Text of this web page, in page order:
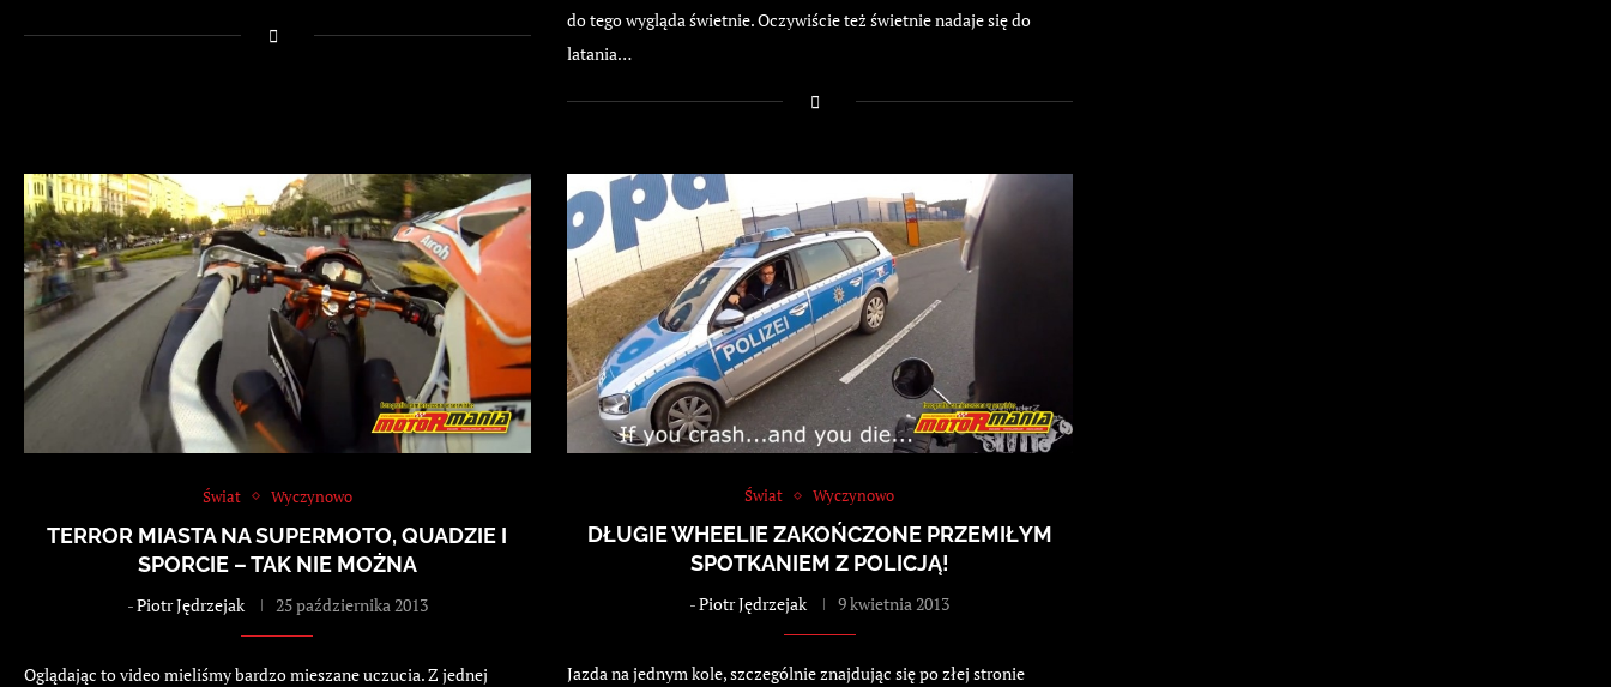
do tego wygląda świetnie. Oczywiście też świetnie nadaje się do
latania…
Świat Wyczynowo
TERROR MIASTA NA SUPERMOTO, QUADZIE I
SPORCIE – TAK NIE MOŻNA
-Piotr Jędrzejak 25 października 2013
Oglądając to video mieliśmy bardzo mieszane uczucia. Z jednej
Świat Wyczynowo
DŁUGIE WHEELIE ZAKOŃCZONE PRZEMIŁYM
SPOTKANIEM Z POLICJĄ!
-Piotr Jędrzejak 9 kwietnia 2013
Jazda na jednym kole, szczególnie znajdując się po złej stronie